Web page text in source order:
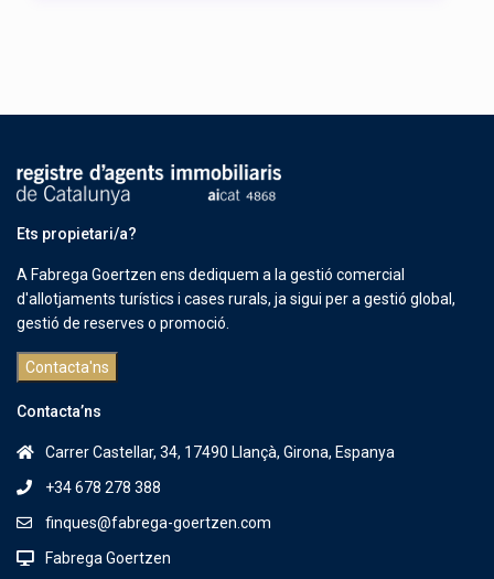
Ets propietari/a?
A Fabrega Goertzen ens dediquem a la gestió comercial
d'allotjaments turístics i cases rurals, ja sigui per a gestió global,
gestió de reserves o promoció.
Contacta'ns
Contacta’ns
Carrer Castellar, 34, 17490 Llançà, Girona, Espanya
+34 678 278 388
finques@fabrega-goertzen.com
Fabrega Goertzen